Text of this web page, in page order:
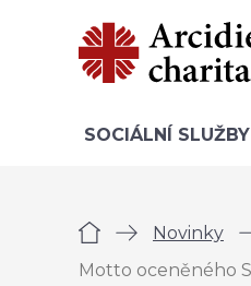
SOCIÁLNÍ SLUŽBY
Úvod Novinky
Motto oceněného